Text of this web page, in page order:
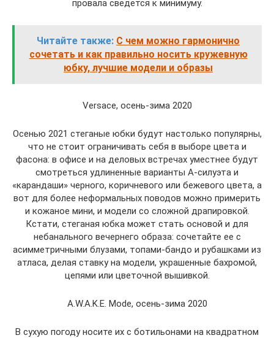
провала сведется к минимуму.
Читайте также: С чем можно гармонично
сочетать и как правильно носить кружевную
юбку, лучшие модели и образы
Versace, осень-зима 2020
Осенью 2021 стеганые юбки будут настолько популярны,
что не стоит ограничивать себя в выборе цвета и
фасона: в офисе и на деловых встречах уместнее будут
смотреться удлиненные варианты А-силуэта и
«карандаши» черного, коричневого или бежевого цвета, а
вот для более неформальных поводов можно примерить
и кожаное мини, и модели со сложной драпировкой.
Кстати, стеганая юбка может стать основой и для
небанального вечернего образа: сочетайте ее с
асимметричными блузами, топами-бандо и рубашками из
атласа, делая ставку на модели, украшенные бахромой,
цепями или цветочной вышивкой.
A.W.A.K.E. Mode, осень-зима 2020
В сухую погоду носите их с ботильонами на квадратном